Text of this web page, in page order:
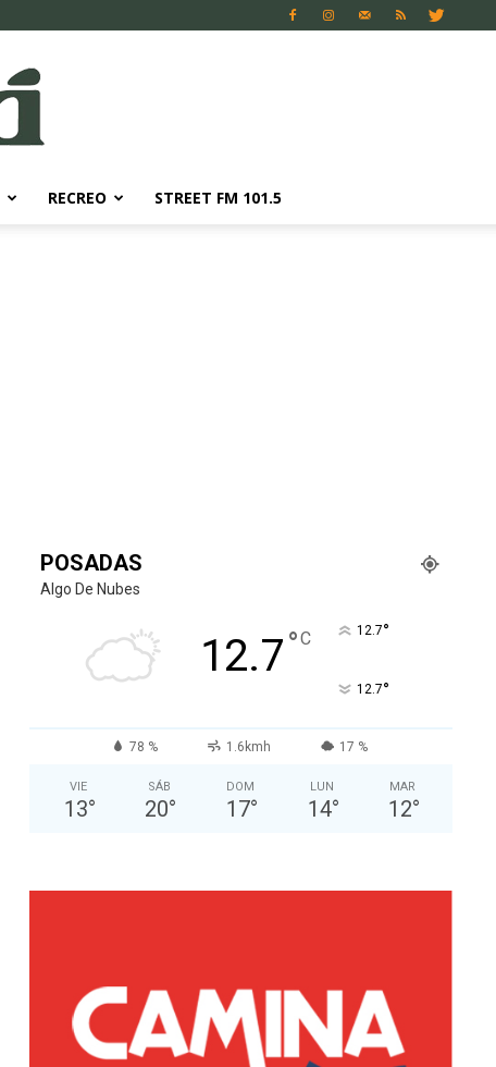
RECREO STREET FM 101.5
POSADAS
Algo De Nubes
12.7°C 12.7°
12.7°
78 % 1.6kmh 17 %
VIE
13°
SÁB
20°
DOM
17°
LUN
14°
MAR
12°